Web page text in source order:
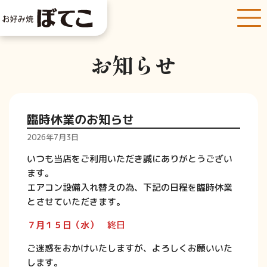
お知らせ
臨時休業のお知らせ
2026年7月3日
いつも当店をご利用いただき誠にありがとうござい
ます。
エアコン設備入れ替えの為、下記の日程を臨時休業
とさせていただきます。
７月１５日（水）
終日
ご迷惑をおかけいたしますが、よろしくお願いいた
します。